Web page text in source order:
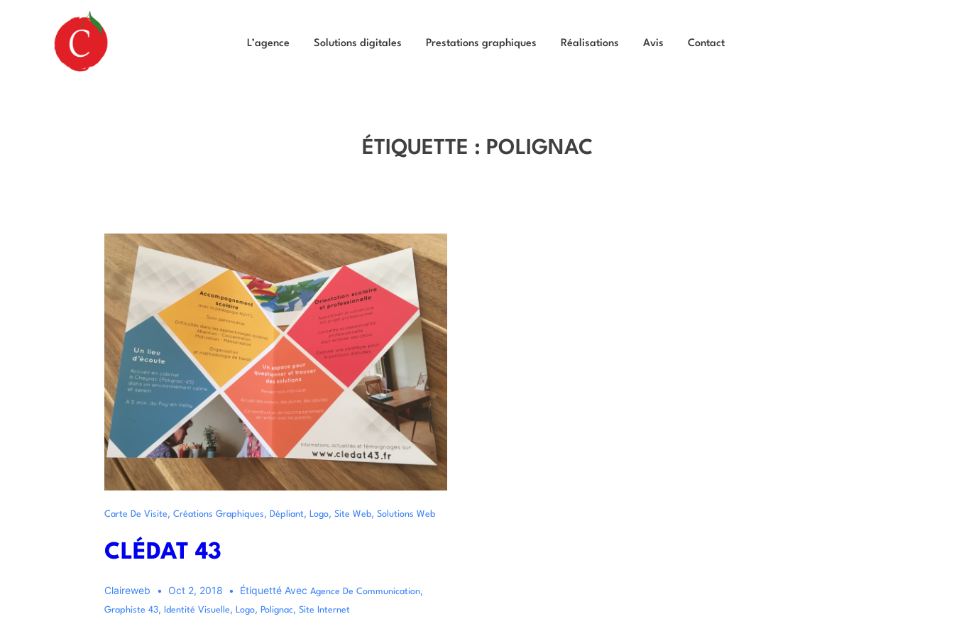
L’agence Solutions digitales Prestations graphiques Réalisations Avis Contact
ÉTIQUETTE : POLIGNAC
Carte De Visite, Créations Graphiques, Dépliant, Logo, Site Web, Solutions Web
CLÉDAT 43
Claireweb Oct 2, 2018 Étiquetté AvecAgence De Communication,
Graphiste 43, Identité Visuelle, Logo, Polignac, Site Internet